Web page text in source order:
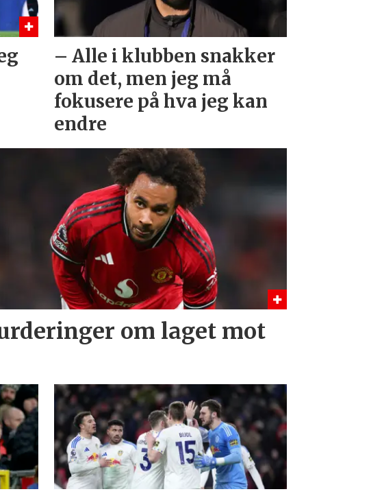
– Alle i klubben snakker
om det, men jeg må
fokusere på hva jeg kan
endre
om laget mot